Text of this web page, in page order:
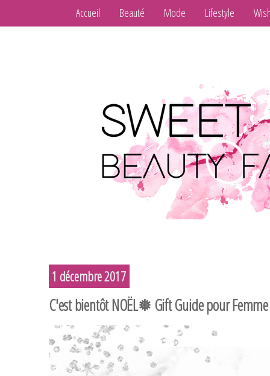
Accueil Beauté Mode Lifestyle
1 décembre 2017
C'est bientôt NOËL❅ Gift Guide pour